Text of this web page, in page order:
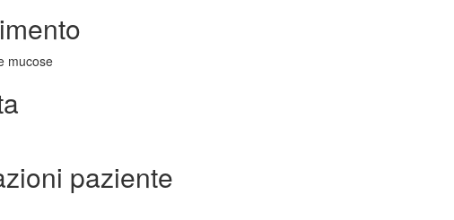
mucose
paziente